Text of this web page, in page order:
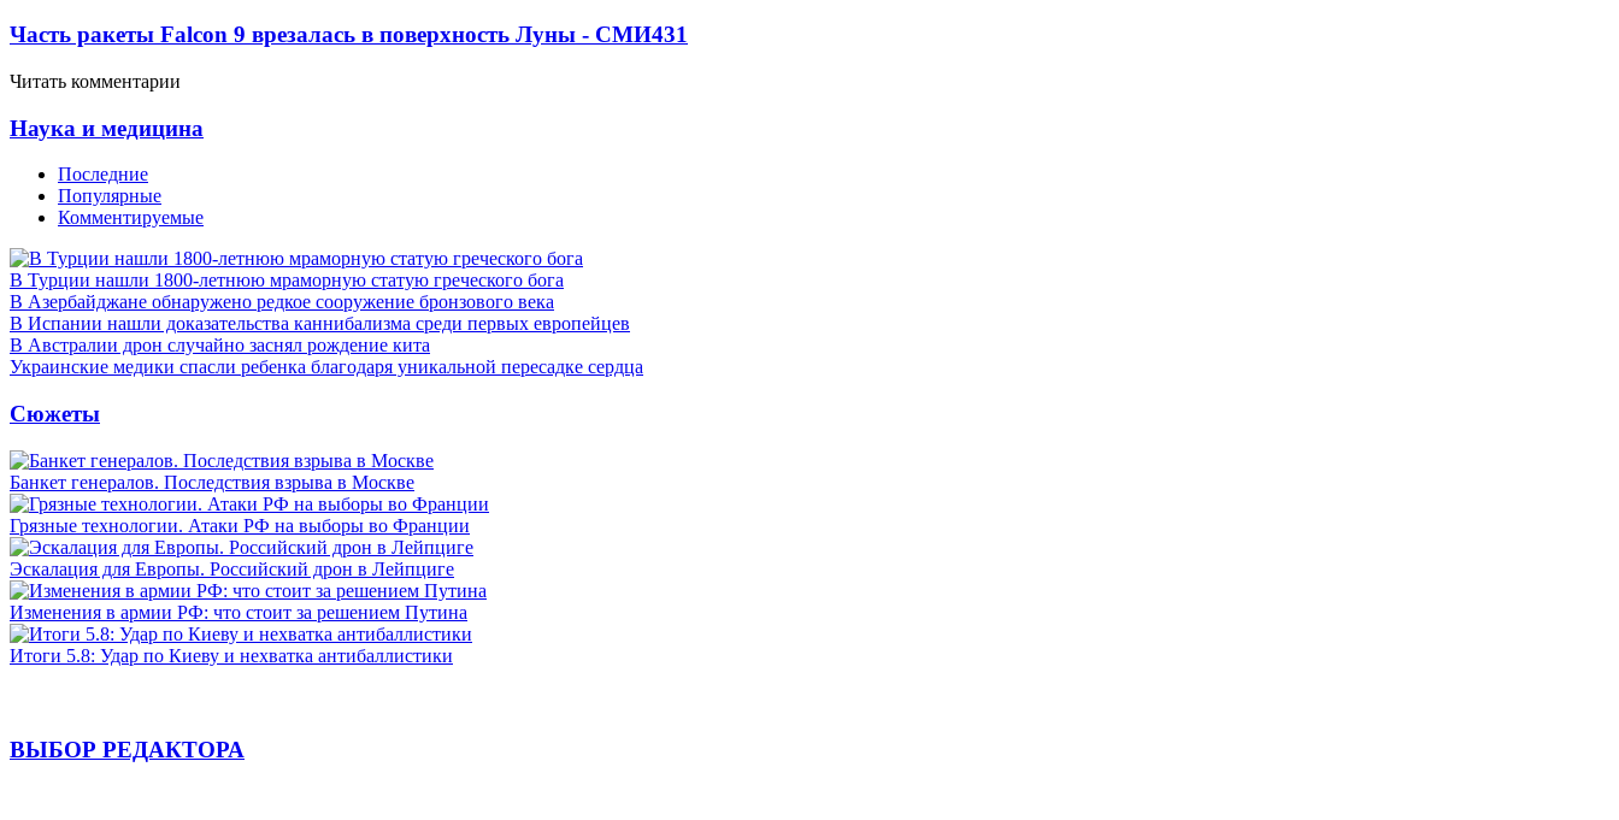
Часть ракеты Falcon 9 врезалась в поверхность Луны - СМИ431
Читать комментарии
Наука и медицина
Последние
Популярные
Комментируемые
В Турции нашли 1800-летнюю мраморную статую греческого бога
В Азербайджане обнаружено редкое сооружение бронзового века
В Испании нашли доказательства каннибализма среди первых европейцев
В Австралии дрон случайно заснял рождение кита
Украинские медики спасли ребенка благодаря уникальной пересадке сердца
Сюжеты
Банкет генералов. Последствия взрыва в Москве
Грязные технологии. Атаки РФ на выборы во Франции
Эскалация для Европы. Российский дрон в Лейпциге
Изменения в армии РФ: что стоит за решением Путина
Итоги 5.8: Удар по Киеву и нехватка антибаллистики
ВЫБОР РЕДАКТОРА